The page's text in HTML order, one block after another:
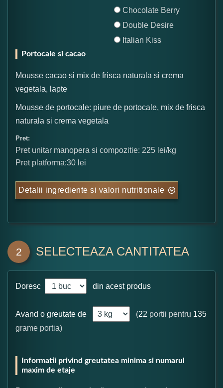
Chocolate Berry
Double Desire
Italian Kiss
Portocale si cacao
Mousse cacao si mix de frisca naturala si crema
vegetala, lapte
Mousse de portocale: piure de portocale, mix de frisca
naturala si crema vegetala
Pret:
Pret unitar manopera si compozitie: 225 lei/kg
Pret platforma:30 lei
Detalii ingrediente si valori nutritionale
2 SELECTEAZA CANTITATEA
Doresc din acest produs
Avand o greutate de (22 portii pentru 135
grame portia)
Informatii privind greutatea minima si numarul
maxim de etaje